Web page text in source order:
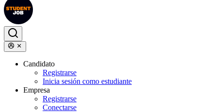
Candidato
Registrarse
Inicia sesión como estudiante
Empresa
Registrarse
Conectarse